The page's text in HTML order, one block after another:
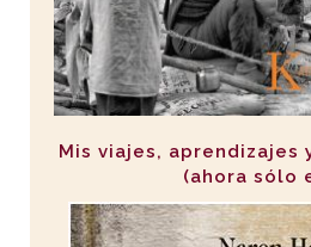
Mis viajes, aprendizajes
(ahora sólo